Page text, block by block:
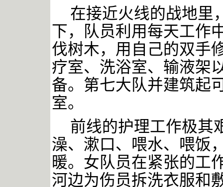
在接近火线的战地里
下，队员利用每天工作
伐树木，用自己的双手
疗室、洗浴室、输液架
备。第七大队并建筑起
室。
前线的护理工作极其
澡、漱口、喂水、喂饭
暖。女队员在紧张的工
河边为伤员拆洗衣服和